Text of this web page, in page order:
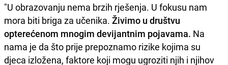
"U obrazovanju nema brzih rješenja. U fokusu nam
mora biti briga za učenika. Živimo u društvu
opterećenom mnogim devijantnim pojavama. Na
nama je da što prije prepoznamo rizike kojima su
djeca izložena, faktore koji mogu ugroziti njih i njihov